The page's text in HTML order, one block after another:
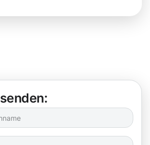
senden: